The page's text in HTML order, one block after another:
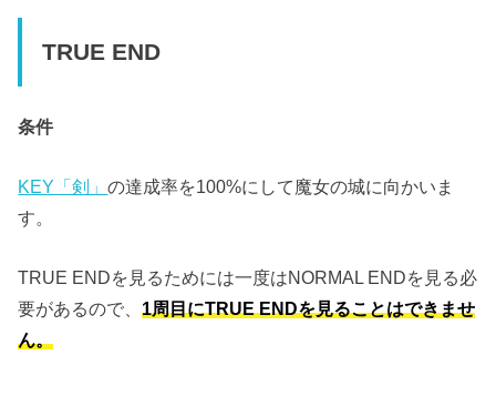
TRUE END
条件
KEY「剣」の達成率を100%にして魔女の城に向かいま
す。
TRUE ENDを見るためには一度はNORMAL ENDを見る必
要があるので、1周目にTRUE ENDを見ることはできませ
ん。